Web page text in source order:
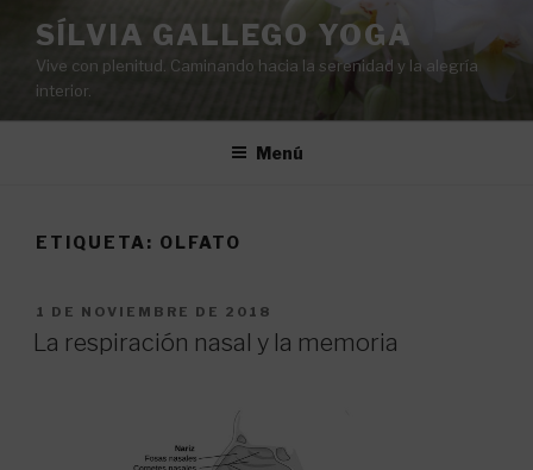
contenido
SÍLVIA GALLEGO YOGA
Vive con plenitud. Caminando hacia la serenidad y la alegría
interior.
Menú
ETIQUETA: OLFATO
PUBLICADO
EL
1 DE NOVIEMBRE DE 2018
La respiración nasal y la memoria